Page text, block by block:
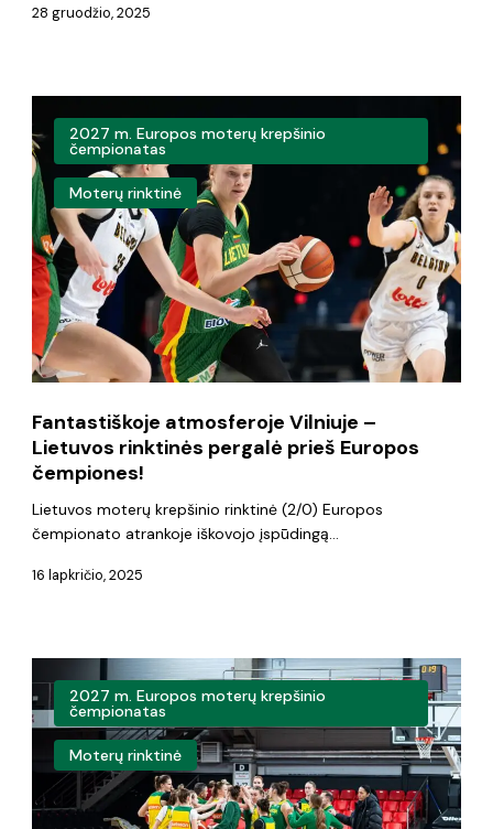
28 gruodžio, 2025
atmosferoje
Vilniuje
–
Lietuvos
rinktinės
pergalė
prieš
čempiones!
2027 m. Europos moterų krepšinio
čempionatas
Moterų rinktinė
Fantastiškoje atmosferoje Vilniuje –
Lietuvos rinktinės pergalė prieš Europos
čempiones!
Lietuvos moterų krepšinio rinktinė (2/0) Europos
čempionato atrankoje iškovojo įspūdingą…
16 lapkričio, 2025
Stanišauskas:
„Mūsų
tikslas
–
2027 m. Europos moterų krepšinio
čempionatas
Moterų rinktinė